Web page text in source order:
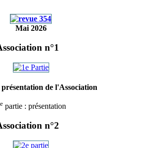
Mai 2026
n°1
de l'Association
epartie : présentation
n°2